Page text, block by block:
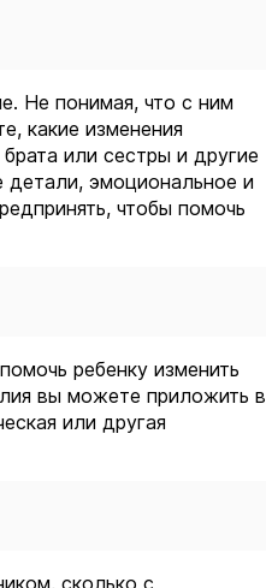
Не понимая, что с ним
какие изменения
или сестры и другие
детали, эмоциональное и
чтобы помочь
ребенку изменить
вы можете приложить в
или другая
сколько с